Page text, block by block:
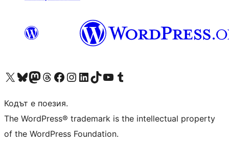
Visit our X (formerly Twitter) account
Visit our Bluesky account
Visit our Mastodon account
Visit our Threads account
Посетете нашата страница във Facebook
Посетете нашия профил в Instagram
Посетете нашия профил в LinkedIn
Visit our TikTok account
Visit our YouTube channel
Visit our Tumblr account
Кодът е поезия.
The WordPress® trademark is the intellectual property
of the WordPress Foundation.